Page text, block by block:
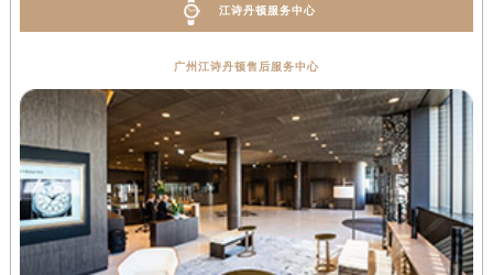
江诗丹顿服务中心
广州江诗丹顿售后服务中心